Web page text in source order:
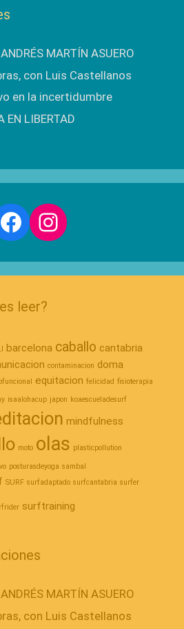
MARTÍN ASUERO
con Luis Castellanos
en la incertidumbre
EN LIBERTAD
Facebook
Instagram
leer?
barcelona caballo cantabria
contaminacion doma
equitacion felicidad fisioterapia
isaalohacup japon koaescueladesurf
mindfulness
moto olas plasticpollution
posturasdeyoga sambal
SURF surfadaptado surfcantabria surfer
surftraining
MARTÍN ASUERO
con Luis Castellanos